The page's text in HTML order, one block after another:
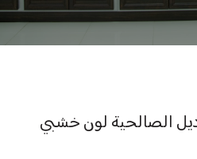
الصالحية لون خشبي